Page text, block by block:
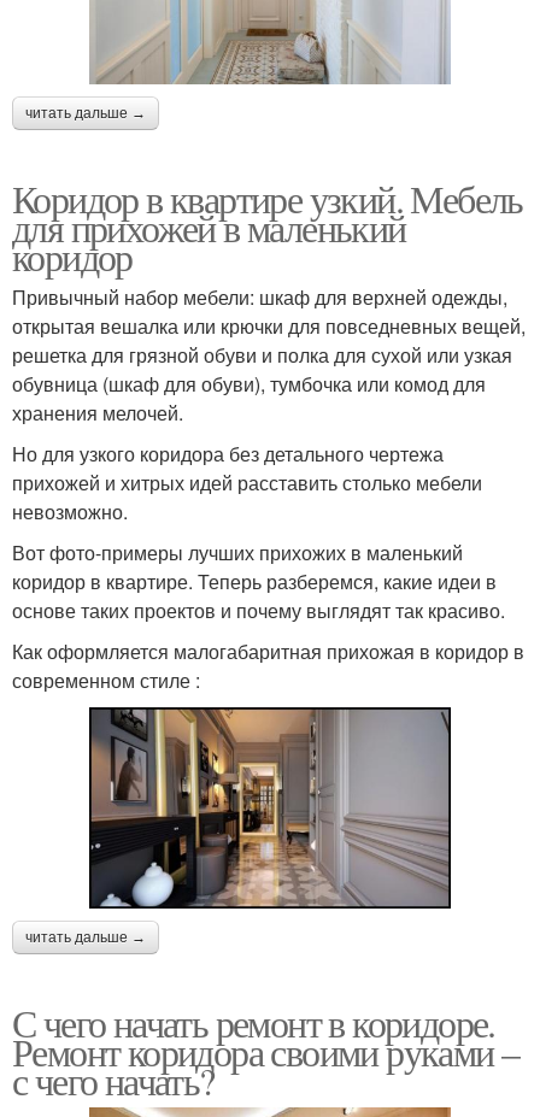
читать дальше →
Коридор в квартире узкий. Мебель
для прихожей в маленький
коридор
Привычный набор мебели: шкаф для верхней одежды,
открытая вешалка или крючки для повседневных вещей,
решетка для грязной обуви и полка для сухой или узкая
обувница (шкаф для обуви), тумбочка или комод для
хранения мелочей.
Но для узкого коридора без детального чертежа
прихожей и хитрых идей расставить столько мебели
невозможно.
Вот фото-примеры лучших прихожих в маленький
коридор в квартире. Теперь разберемся, какие идеи в
основе таких проектов и почему выглядят так красиво.
Как оформляется малогабаритная прихожая в коридор в
современном стиле :
читать дальше →
С чего начать ремонт в коридоре.
Ремонт коридора своими руками –
с чего начать?